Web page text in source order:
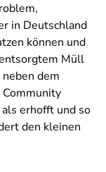
in Deutschland
können und
Müll
dem
erhofft und so
den kleinen